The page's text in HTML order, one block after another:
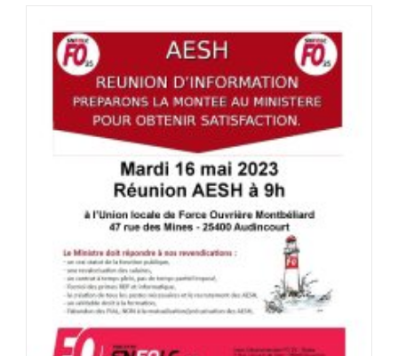
–
Audincourt
Jeudi
16
Octobre
2025